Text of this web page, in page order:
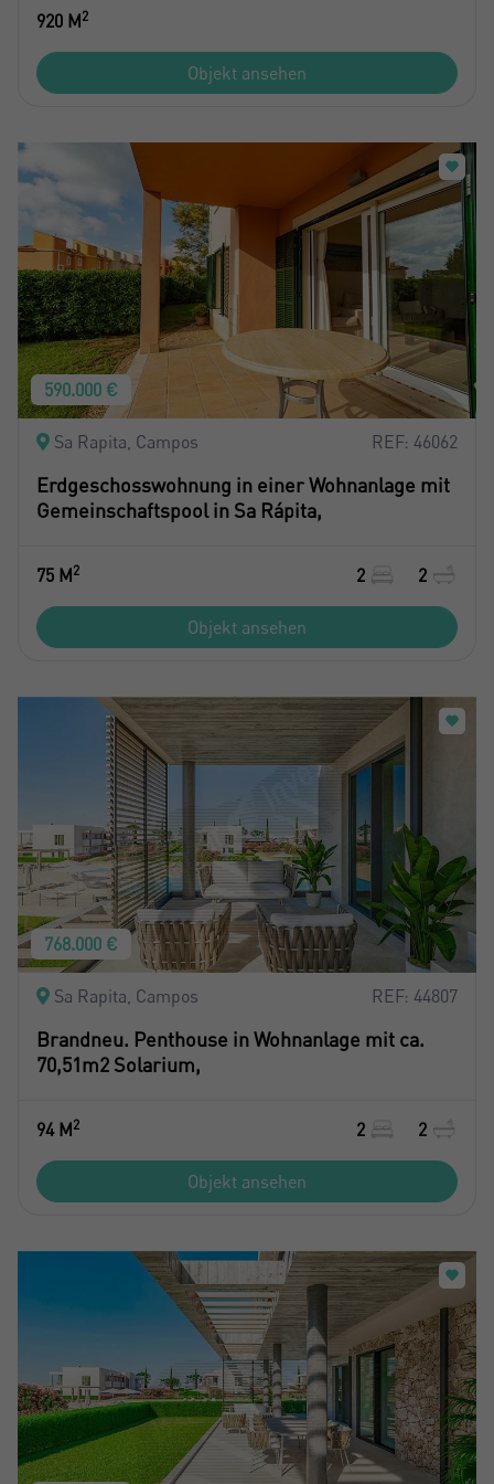
920 M2
Objekt ansehen
590.000 €
Sa Rapita, Campos REF: 46062
Erdgeschosswohnung in einer Wohnanlage mit
Gemeinschaftspool in Sa Rápita,
75 M2 2 2
Objekt ansehen
768.000 €
Sa Rapita, Campos REF: 44807
Brandneu. Penthouse in Wohnanlage mit ca.
70,51m2 Solarium,
94 M2 2 2
Objekt ansehen
Crear una cuenta
Name*